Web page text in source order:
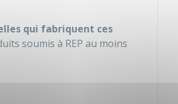
qui fabriquent ces
soumis à REP au moins